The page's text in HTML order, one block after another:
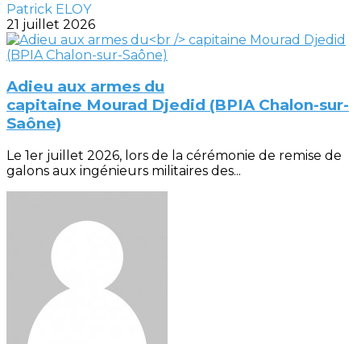
Patrick ELOY
21 juillet 2026
Adieu aux armes du
capitaine Mourad Djedid (BPIA Chalon-sur-
Saône)
Le 1er juillet 2026, lors de la cérémonie de remise de
galons aux ingénieurs militaires des...